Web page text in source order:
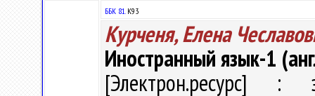
ББК 81.К93
Курченя, Елена
Иностранный язык-1
[Электрон.ресурс] :